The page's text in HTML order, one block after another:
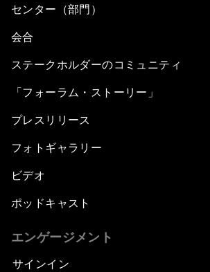
センター（部門）
会合
ステークホルダーのコミュニティ
「フォーラム・ストーリー」
プレスリリース
フォトギャラリー
ビデオ
ポッドキャスト
エンゲージメント
サインイン